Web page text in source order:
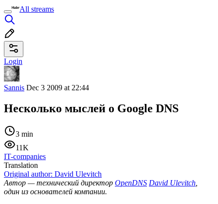
All streams
Login
Sannis Dec 3 2009 at 22:44
Несколько мыcлей о Google DNS
3 min
11K
IT-companies
Translation
Original author: David Ulevitch
Автор — технический директор OpenDNS David Ulevitch
один из основателей компании.